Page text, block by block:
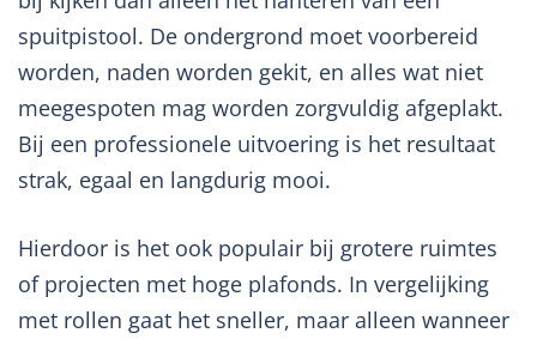
spuitpistool. De ondergrond moet voorbereid
worden, naden worden gekit, en alles wat niet
meegespoten mag worden zorgvuldig afgeplakt.
Bij een professionele uitvoering is het resultaat
strak, egaal en langdurig mooi.
Hierdoor is het ook populair bij grotere ruimtes
of projecten met hoge plafonds. In vergelijking
met rollen gaat het sneller, maar alleen wanneer